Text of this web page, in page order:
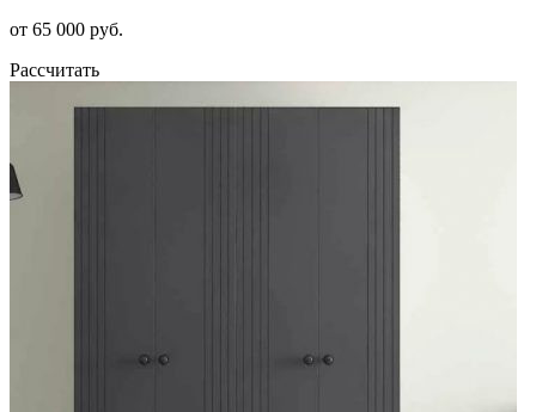
от 65 000 руб.
Рассчитать